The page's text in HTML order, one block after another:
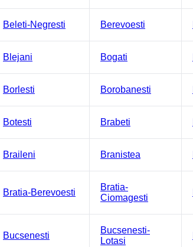
Beleti-Negresti Berevoesti
Blejani Bogati
Borlesti Borobanesti
Botesti Brabeti
Braileni Branistea
Bratia-Berevoesti
Bratia-
Ciomagesti
Bucsenesti
Bucsenesti-
Lotasi